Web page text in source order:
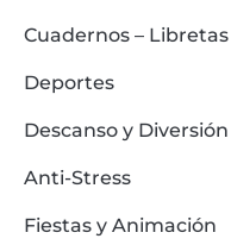
Cuadernos –
Deportes
Descanso y Diversión
Anti-Stress
Fiestas y Animación